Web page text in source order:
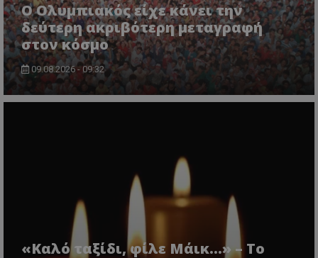
Ο Ολυμπιακός είχε κάνει την
δεύτερη ακριβότερη μεταγραφή
στον κόσμο
09.08.2026 - 09:32
«Καλό ταξίδι, φίλε Μάικ…» – Το